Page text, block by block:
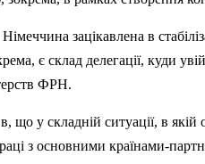
зацікавлена в
є склад делегації, куди
ФРН.
що у складній ситуації, в
з основними країнами-